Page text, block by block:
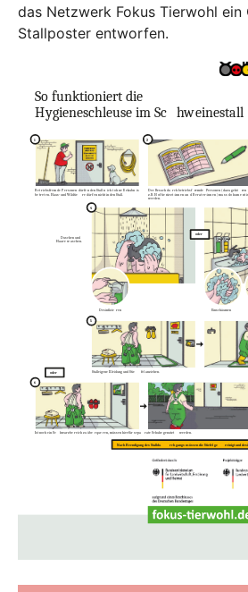
das Netzwerk Fokus Tierwohl ein
Stallposter entworfen.